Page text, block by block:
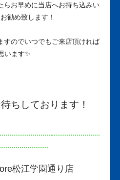
らお早めに当店へお持ち込みい
勧め致します！
すのでいつでもご来店頂ければ
います✨
ちしております！
松江学園通り店